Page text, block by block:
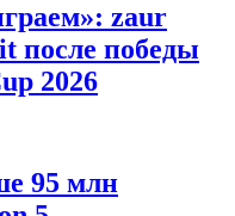
zaur
после победы
2026
95 млн